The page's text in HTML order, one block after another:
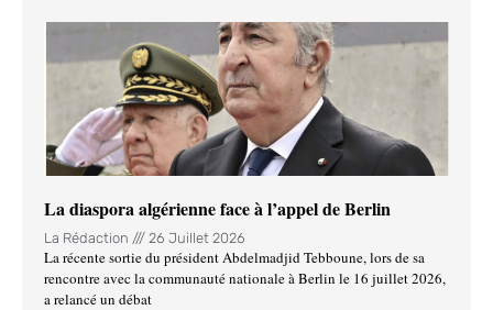
La diaspora algérienne face à l’appel de Berlin
La Rédaction 26 Juillet 2026
La récente sortie du président Abdelmadjid Tebboune, lors de sa
rencontre avec la communauté nationale à Berlin le 16 juillet 2026,
a relancé un débat